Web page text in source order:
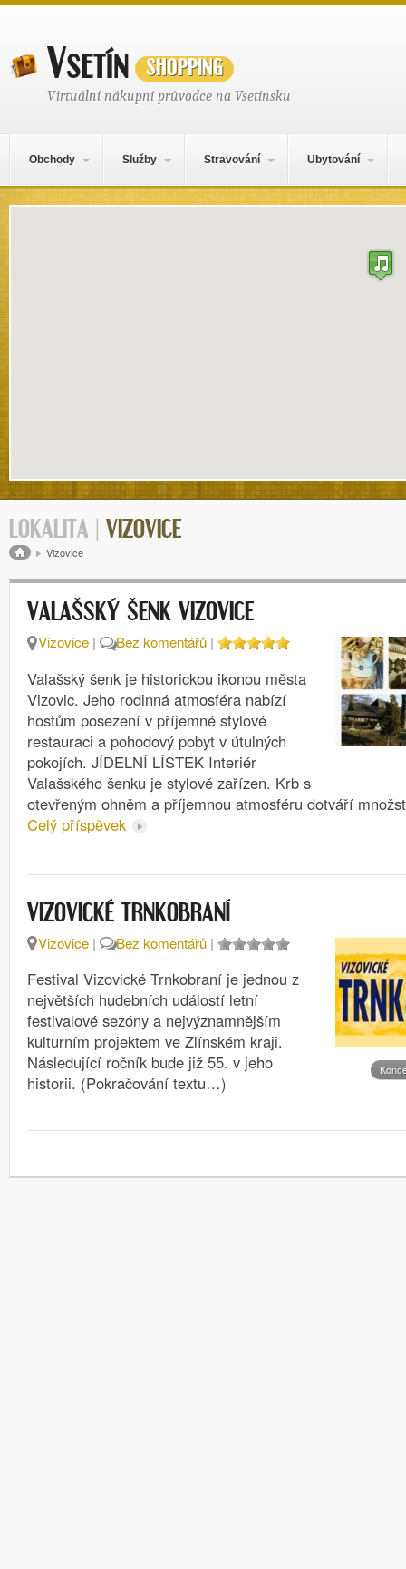
Vsetínshopping
Virtuální nákupní průvodce na Vsetínsku
Obchody Služby Stravování Ubytování
Mapa obsahu
LOKALITA | VIZOVICE
Drobečková navigace
Vizovice
VALAŠSKÝ ŠENK VIZOVICE
Vizovice | Bez komentářů |
Valašský šenk je historickou ikonou města
Vizovic. Jeho rodinná atmosféra nabízí
hostům posezení v příjemné stylové
restauraci a pohodový pobyt v útulných
pokojích. JÍDELNÍ LÍSTEK Interiér
Valašského šenku je stylově zařízen. Krb s
otevřeným ohněm a příjemnou atmosféru dotváří
Celý příspěvek
VIZOVICKÉ TRNKOBRANÍ
Vizovice | Bez komentářů |
Festival Vizovické Trnkobraní je jednou z
největších hudebních událostí letní
festivalové sezóny a nejvýznamnějším
kulturním projektem ve Zlínském kraji.
Následující ročník bude již 55. v jeho
historii. (Pokračování textu…)